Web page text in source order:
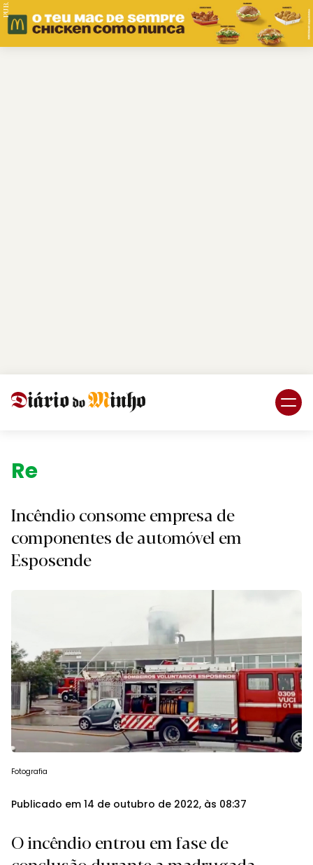
PUB.
Região.
Incêndio consome empresa de
componentes de automóvel em
Esposende
Fotografia
Publicado em 14 de outubro de 2022, às 08:37
O incêndio entrou em fase de